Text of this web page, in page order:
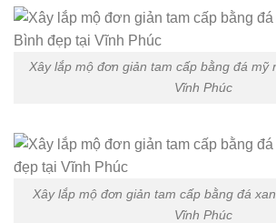
Xây lắp mộ đơn giản tam cấp bằng đá mỹ
Vĩnh Phúc
Xây lắp mộ đơn giản tam cấp bằng đá
Vĩnh Phúc